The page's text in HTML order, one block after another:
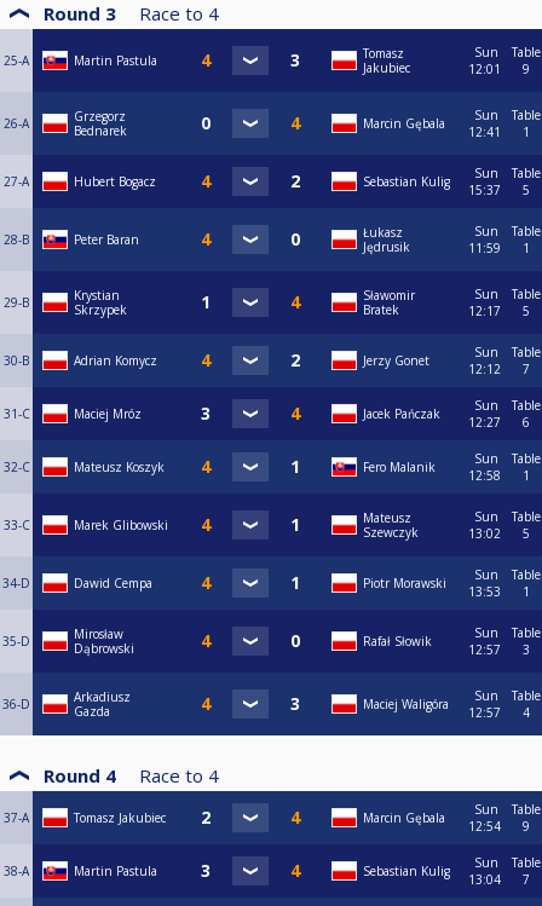
Round 3 Race to 4
25-A Martin Pastula
Tomasz
Jakubiec
Sun
12:01
Table
9
26-A
Grzegorz
Bednarek
Marcin Gębala
Sun
12:41
Table
1
27-A Hubert Bogacz Sebastian Kulig
Sun
15:37
Table
5
28-B Peter Baran
Łukasz
Jędrusik
Sun
11:59
Table
1
29-B
Krystian
Skrzypek
Sławomir
Bratek
Sun
12:17
Table
5
30-B Adrian Komycz Jerzy Gonet
Sun
12:12
Table
7
31-C Maciej Mróz Jacek Pańczak
Sun
12:27
Table
6
32-C Mateusz Koszyk Fero Malanik
Sun
12:58
Table
1
33-C Marek Glibowski
Mateusz
Szewczyk
Sun
13:02
Table
5
34-D Dawid Cempa Piotr Morawski
Sun
13:53
Table
1
35-D
Mirosław
Dąbrowski
Rafał Słowik
Sun
12:57
Table
3
36-D
Arkadiusz
Gazda
Maciej Waligóra
Sun
12:57
Table
4
Round 4 Race to 4
37-A Tomasz Jakubiec Marcin Gębala
Sun
12:54
Table
9
38-A Martin Pastula Sebastian Kulig
Sun
13:04
Table
7